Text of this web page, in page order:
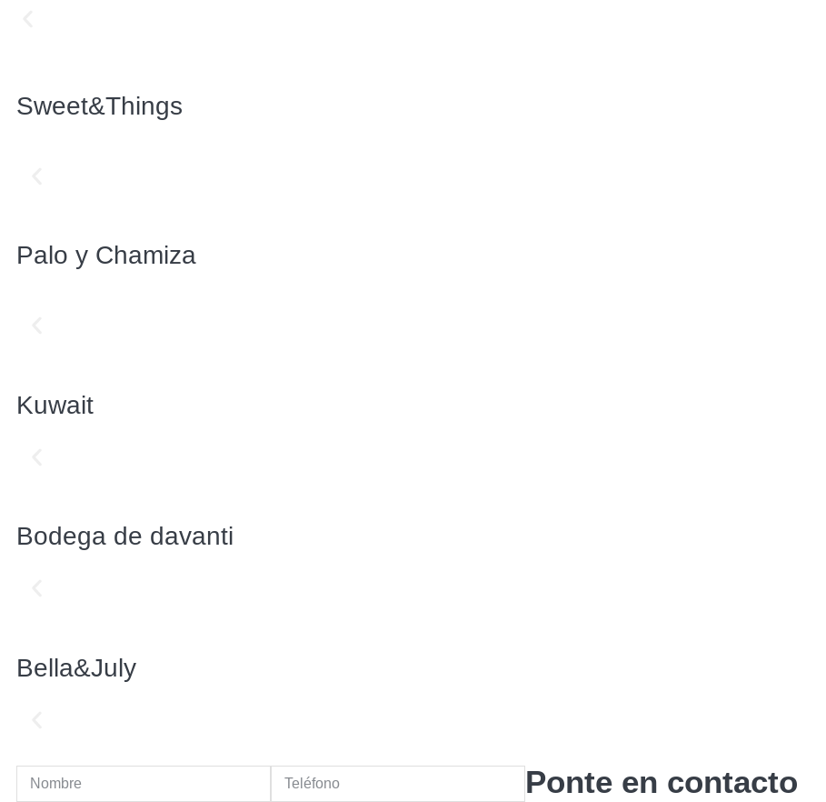
Sweet&Things
Palo y Chamiza
Kuwait
Bodega de davanti
Bella&July
Ponte en contacto